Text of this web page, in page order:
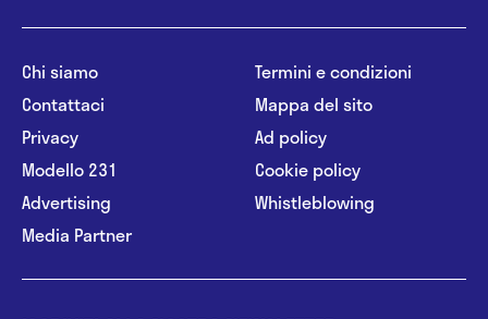
Chi siamo
Contattaci
Privacy
Modello 231
Advertising
Media Partner
Termini e condizioni
Mappa del sito
Ad policy
Cookie policy
Whistleblowing